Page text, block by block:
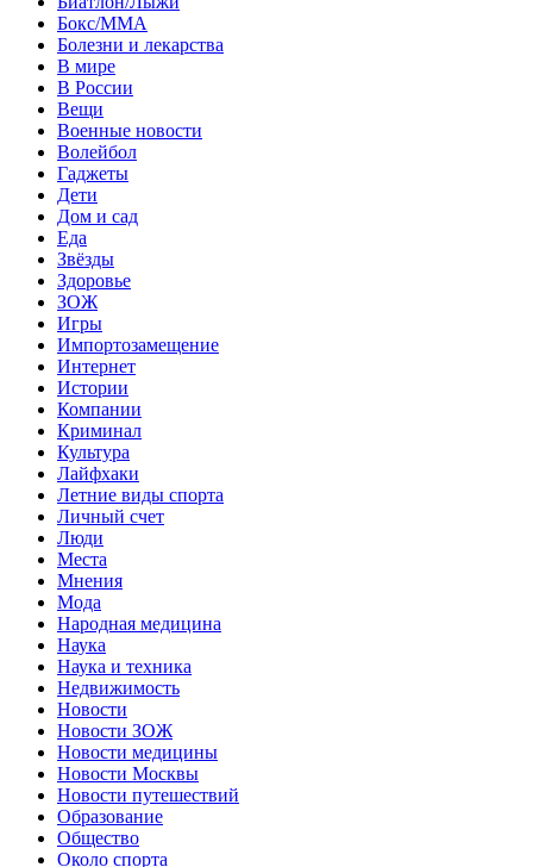
Бокс/MMA
Болезни и лекарства
В мире
В России
Вещи
Военные новости
Волейбол
Гаджеты
Дети
Дом и сад
Еда
Звёзды
Здоровье
ЗОЖ
Игры
Импортозамещение
Интернет
Истории
Компании
Криминал
Культура
Лайфхаки
Летние виды спорта
Личный счет
Люди
Места
Мнения
Мода
Народная медицина
Наука
Наука и техника
Недвижимость
Новости
Новости ЗОЖ
Новости медицины
Новости Москвы
Новости путешествий
Образование
Общество
Около спорта